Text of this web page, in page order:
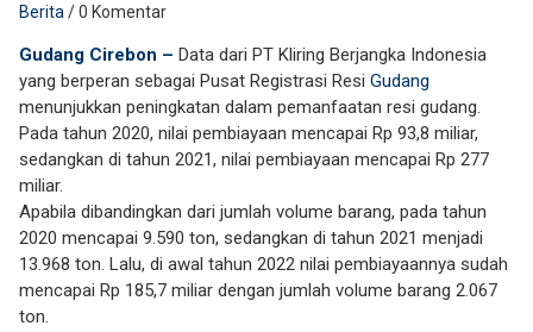
Berita / 0 Komentar
Gudang Cirebon – Data dari PT Kliring Berjangka Indonesia
yang berperan sebagai Pusat Registrasi Resi Gudang
menunjukkan peningkatan dalam pemanfaatan resi gudang.
Pada tahun 2020, nilai pembiayaan mencapai Rp 93,8 miliar,
sedangkan di tahun 2021, nilai pembiayaan mencapai Rp 277
miliar.
Apabila dibandingkan dari jumlah volume barang, pada tahun
2020 mencapai 9.590 ton, sedangkan di tahun 2021 menjadi
13.968 ton. Lalu, di awal tahun 2022 nilai pembiayaannya sudah
mencapai Rp 185,7 miliar dengan jumlah volume barang 2.067
ton.